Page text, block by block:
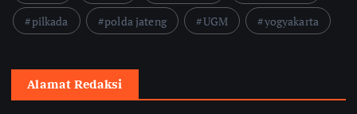
pilkada
polda jateng UGM yogyakarta
Alamat Redaksi